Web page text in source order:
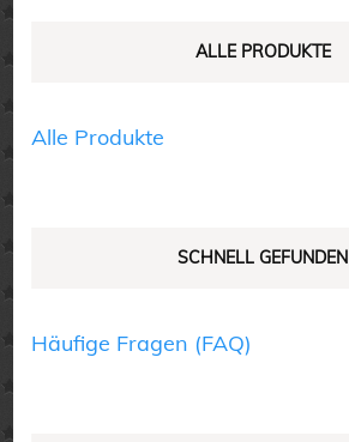
Produktseite
ALLE PRODUKTE
Alle Produkte
SCHNELL GEFUNDEN
Häufige Fragen (FAQ)